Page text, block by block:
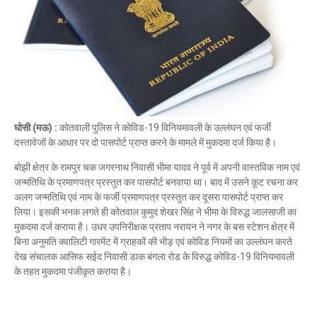
Azamgarh:-महापंडित राहुल सांकृत्यायन के गांव में मनी शहीद-
Mau Beat Media Mar 23 2023
Prayagraj - वरिष्ठ साहित्यकार डॉ. कन्हैया सिंह जी को मिला
Mau Beat Media Feb 26 2023
Mau:-घर जा रहे युवक के सीने में मारी गोली
Mau Beat Media- Jan 24 2023
Prayagaraj:- सवा 2 करोड़ लोगों ने लगाई आस्था की डुबकी
Jan 21 2023
Mau:-भाजपा के पूर्व सांसद दोषी करार, एक महीने की सजा का
Jan 17 2023
Mau:-प्रेमिका की हत्या करने वाला धराया
Mau Beat Media-Jan 14 2023
Mau:-विद्यार्थी परिषद मऊ ने आयोजित किया राष्ट्रीय युवा दिवस
Mau Beat Media-Jan 12 2023
UP:- पूर्वांचल के दो माफिया मुख्तार व बृजेश होंगे आमने-सामने
Mau Beat Media -Jan 03 2023
Mau:-मऊ में कमलेश राय उर्फ चुन्नू का 04 करोड़, 74 लाख रुपये
Mau Beat Media - Jan 02 2023
घोसी (मऊ) : कोतवाली पुलिस ने कोविड-19 विनियमावली के उल्लंघन एवं फर्जी
दस्तावेजों के आधार पर दो पासपोर्ट प्राप्त करने के मामले में मुकदमा दर्ज किया है।
बोझी क्षेत्र के रामपुर चक जगरनाथ निवासी भीमा यादव ने पूर्व में अपनी वास्तविक नाम एवं
जन्मतिथि के प्रमाणपत्र प्रस्तुत कर पासपोर्ट बनवाया था। बाद में उसने कूट रचना कर
अलग जन्मतिथि एवं नाम के फर्जी प्रमाणपत्र प्रस्तुत कर दूसरा पासपोर्ट प्राप्त कर
लिया। इसकी भनक लगते ही कोतवाल कुमुद शेखर सिंह ने भीमा के विरुद्ध जालसाजी का
मुकदमा दर्ज कराया है। उधर उपनिरीक्षक प्रताप नरायन ने नगर के बस स्टेशन क्षेत्र में
बिना अनुमति क्वालिटी गारमेंट में ग्राहकों की भीड़ एवं कोविड नियमों का उल्लंघन करते
देख संचालक आसिफ सईद निवासी डाक बंगला रोड के विरुद्ध कोविड-19 विनियमावली
के तहत मुकदमा पंजीकृत कराया है।